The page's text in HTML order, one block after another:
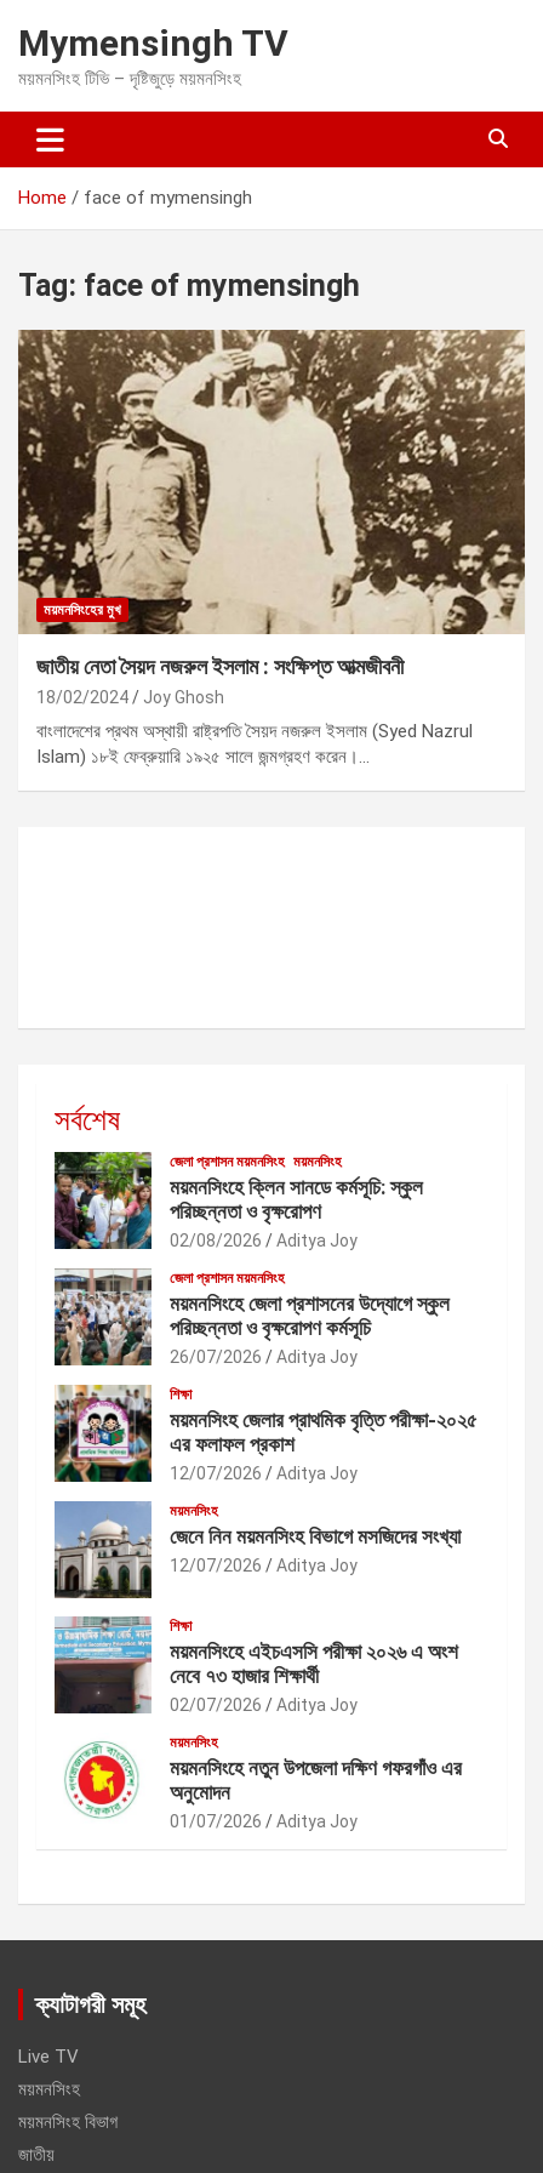
t
c
Mymensingh TV
ময়মনসিংহ টিভি – দৃষ্টিজুড়ে ময়মনসিংহ
Home face of mymensingh
Tag: face of mymensingh
ময়মনসিংহের মুখ
জাতীয় নেতা সৈয়দ নজরুল ইসলাম : সংক্ষিপ্ত আত্মজীবনী
18/02/2024 Joy Ghosh
বাংলাদেশের প্রথম অস্থায়ী রাষ্ট্রপতি সৈয়দ নজরুল ইসলাম (Syed Nazrul
Islam) ১৮ই ফেব্রুয়ারি ১৯২৫ সালে জন্মগ্রহণ করেন।…
সর্বশেষ
জেলা প্রশাসন ময়মনসিংহ ময়মনসিংহ
ময়মনসিংহে ক্লিন সানডে কর্মসূচি: স্কুল
পরিচ্ছন্নতা ও বৃক্ষরোপণ
02/08/2026 Aditya Joy
জেলা প্রশাসন ময়মনসিংহ
ময়মনসিংহে জেলা প্রশাসনের উদ্যোগে স্কুল
পরিচ্ছন্নতা ও বৃক্ষরোপণ কর্মসূচি
26/07/2026 Aditya Joy
শিক্ষা
ময়মনসিংহ জেলার প্রাথমিক বৃত্তি পরীক্ষা-২০২৫
এর ফলাফল প্রকাশ
12/07/2026 Aditya Joy
ময়মনসিংহ
জেনে নিন ময়মনসিংহ বিভাগে মসজিদের সংখ্যা
12/07/2026 Aditya Joy
শিক্ষা
ময়মনসিংহে এইচএসসি পরীক্ষা ২০২৬ এ অংশ
নেবে ৭৩ হাজার শিক্ষার্থী
02/07/2026 Aditya Joy
ময়মনসিংহ
ময়মনসিংহে নতুন উপজেলা দক্ষিণ গফরগাঁও এর
অনুমোদন
01/07/2026 Aditya Joy
ক্যাটাগরী সমূহ
Live TV
ময়মনসিংহ
ময়মনসিংহ বিভাগ
জাতীয়